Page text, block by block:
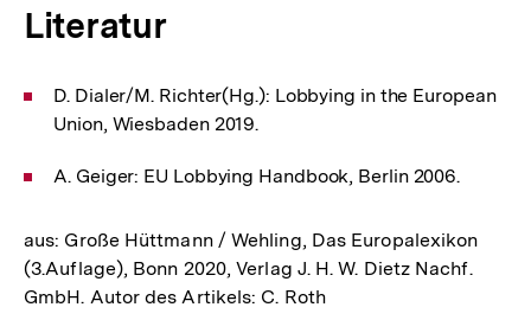
Literatur
D. Dialer/M. Richter(Hg.): Lobbying in the European
Union, Wiesbaden 2019.
A. Geiger: EU Lobbying Handbook, Berlin 2006.
aus: Große Hüttmann / Wehling, Das Europalexikon
(3.Auflage), Bonn 2020, Verlag J. H. W. Dietz Nachf.
GmbH. Autor des Artikels: C. Roth